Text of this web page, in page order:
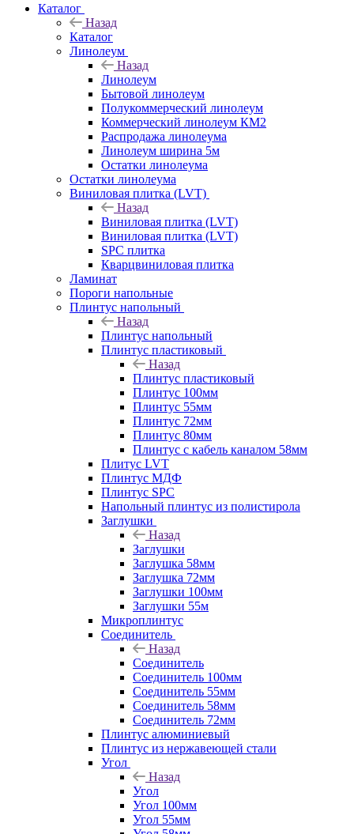
Каталог
Назад
Каталог
Линолеум
Назад
Линолеум
Бытовой линолеум
Полукоммерческий линолеум
Коммерческий линолеум КМ2
Распродажа линолеума
Линолеум ширина 5м
Остатки линолеума
Остатки линолеума
Виниловая плитка (LVT)
Назад
Виниловая плитка (LVT)
Виниловая плитка (LVT)
SPC плитка
Кварцвиниловая плитка
Ламинат
Пороги напольные
Плинтус напольный
Назад
Плинтус напольный
Плинтус пластиковый
Назад
Плинтус пластиковый
Плинтус 100мм
Плинтус 55мм
Плинтус 72мм
Плинтус 80мм
Плинтус с кабель каналом 58мм
Плитус LVT
Плинтус МДФ
Плинтус SPC
Напольный плинтус из полистирола
Заглушки
Назад
Заглушки
Заглушка 58мм
Заглушка 72мм
Заглушки 100мм
Заглушки 55м
Микроплинтус
Соединитель
Назад
Соединитель
Соединитель 100мм
Соединитель 55мм
Соединитель 58мм
Соединитель 72мм
Плинтус алюминиевый
Плинтус из нержавеющей стали
Угол
Назад
Угол
Угол 100мм
Угол 55мм